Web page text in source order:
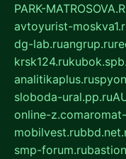
PARK-
avtoyurist-
dg-lab.ruangrup.ru
krsk124.ru
analitikaplus.ru
sloboda-ural.pp.ru
online-z.com
mobilvest.ru
smp-forum.ru